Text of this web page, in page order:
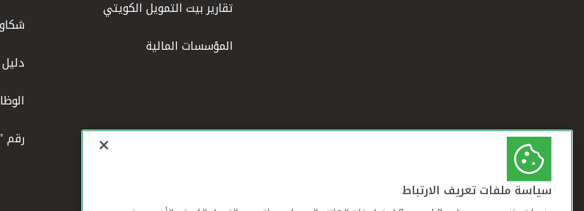
تقارير بيت التمويل الكويتي
المؤسسات المالية
رقم
سياسة ملفات تعريف الارتباط